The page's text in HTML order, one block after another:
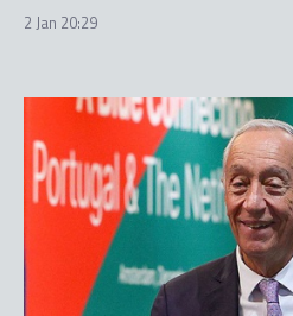
2 Jan 20:29